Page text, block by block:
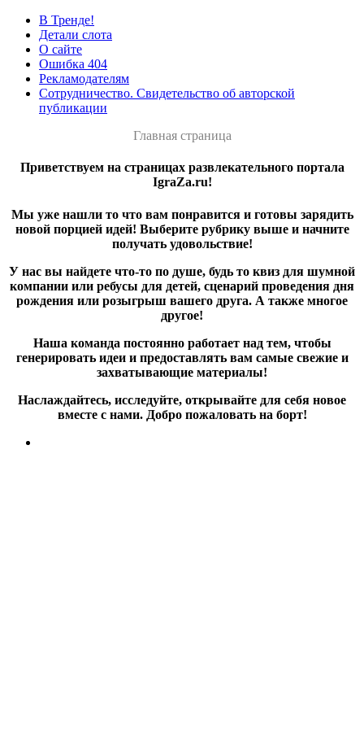
В Тренде!
Детали слота
О сайте
Ошибка 404
Рекламодателям
Сотрудничество. Свидетельство об авторской
публикации
Главная страница
Приветствуем на страницах развлекательного портала
IgraZa.ru!
Мы уже нашли то что вам понравится и готовы зарядить
новой порцией идей! Выберите рубрику выше и начните
получать удовольствие!
У нас вы найдете что-то по душе, будь то квиз для шумной
компании или ребусы для детей, сценарий проведения дня
рождения или розыгрыш вашего друга. А также многое
другое!
Наша команда постоянно работает над тем, чтобы
генерировать идеи и предоставлять вам самые свежие и
захватывающие материалы!
Наслаждайтесь, исследуйте, открывайте для себя новое
вместе с нами. Добро пожаловать на борт!